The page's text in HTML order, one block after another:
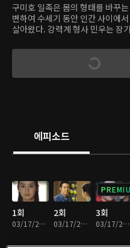
구미호 일족은 몸의 형태를 바꾸
변하여 수세기 동안 인간 사이에
살아왔다. 강력계 형사 민우는 장
시연은 반대세력을 체포하려 나선
릴 적 친구였지만, 시연이 갑자기
사람이 사랑에 빠지자, 시연의 동
에피소드
1회
03/17/2023 • 1시간 3분
2회
03/17/2023 • 1시간 1분
3회
03/17/2023 • 1시간 1분